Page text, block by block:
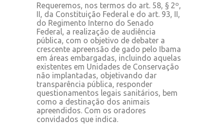
Requeremos, nos termos do art. 58, § 2º,
II, da Constituição Federal e do art. 93, II,
do Regimento Interno do Senado
Federal, a realização de audiência
pública, com o objetivo de debater a
crescente apreensão de gado pelo Ibama
em áreas embargadas, incluindo aquelas
existentes em Unidades de Conservação
não implantadas, objetivando dar
transparência pública, responder
questionamentos legais sanitários, bem
como a destinação dos animais
apreendidos. Com os oradores
convidados que indica.